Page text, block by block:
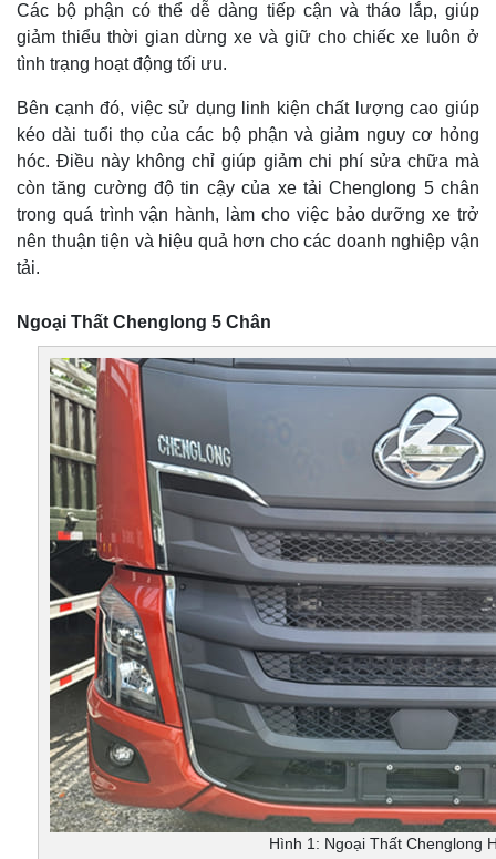
Các bộ phận có thể dễ dàng tiếp cận và tháo lắp, giúp
giảm thiểu thời gian dừng xe và giữ cho chiếc xe luôn ở
tình trạng hoạt động tối ưu.
Bên cạnh đó, việc sử dụng linh kiện chất lượng cao giúp
kéo dài tuổi thọ của các bộ phận và giảm nguy cơ hỏng
hóc. Điều này không chỉ giúp giảm chi phí sửa chữa mà
còn tăng cường độ tin cậy của xe tải Chenglong 5 chân
trong quá trình vận hành, làm cho việc bảo dưỡng xe trở
nên thuận tiện và hiệu quả hơn cho các doanh nghiệp vận
tải.
Ngoại Thất Chenglong 5 Chân
Hình 1: Ngoại Thất Chenglong